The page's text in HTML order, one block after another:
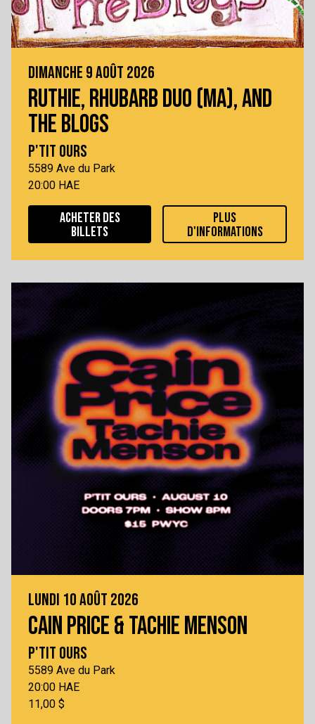
DIMANCHE 9 AOÛT 2026
RUTHIE, RHUBARB DUO (MA), AND
THE BLOGS
P'TIT OURS
5589 Ave du Park
20:00 HAE
ACHETER DES
BILLETS
PLUS
D'INFORMATIONS
LUNDI 10 AOÛT 2026
CAIN PRICE & TACHIE MENSON
P'TIT OURS
5589 Ave du Park
20:00 HAE
11,00 $